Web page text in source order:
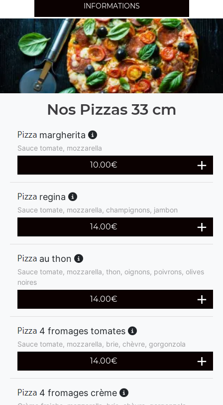
INFORMATIONS
Nos Pizzas 33 cm
margherita
Sauce tomate, mozzarella
10.00€
regina
Sauce tomate, mozzarella, champignons, jambon
14.00€
au thon
Sauce tomate, mozzarella, thon, oignons, poivrons, olives
noires
14.00€
4 fromages tomates
Sauce tomate, mozzarella, brie, chèvre, gorgonzola
14.00€
4 fromages crème